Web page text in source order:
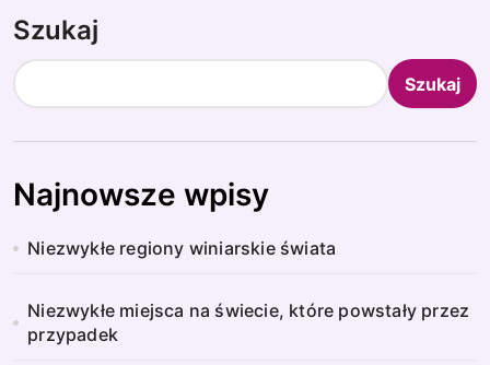
Szukaj
Szukaj
Najnowsze wpisy
Niezwykłe regiony winiarskie świata
Niezwykłe miejsca na świecie, które powstały przez
przypadek